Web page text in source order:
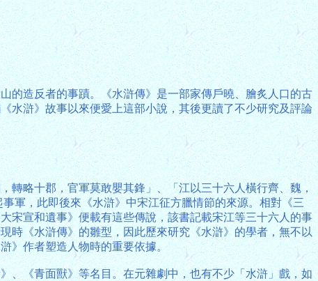
的造反者的事蹟。《水滸傳》是一部家傳戶曉、膾炙人口的古
水滸》故事以來便愛上這部小說，其後更讀了不少研究及評論
轉略十郡，官軍莫敢嬰其鋒」、「江以三十六人橫行齊、魏，
軍，此即後來《水滸》中宋江征方臘情節的來源。相對《三
宋宣和遺事》便載有這些傳說，該書記載宋江等三十六人的事
時《水滸傳》的雛型，因此歷來研究《水滸》的學者，無不以
》作者塑造人物時的重要依據。
、《青面獸》等名目。在元雜劇中，也有不少「水滸」戲，如